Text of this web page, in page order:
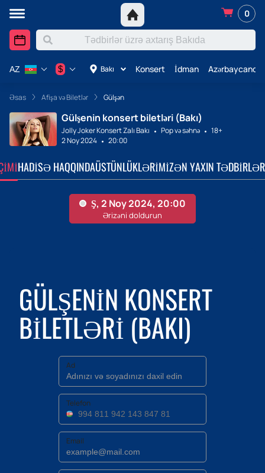
0
Bakı Konsert İdman Azərbaycanda
AZ $
Əsas Afişa və Biletlər Gülşən
Gülşenin konsert biletləri (Bakı)
Jolly Joker Konsert Zalı Bakı Pop və səhnə
18+
2 Noy 2024
20:00
HADISƏ HAQQINDAÜSTÜNLÜKLƏRIMIZƏN YAXIN TƏDBIRLƏR
GÜLŞENIN KONSERT
BILETLƏRI (BAKI)
Ad
Telefon
Email